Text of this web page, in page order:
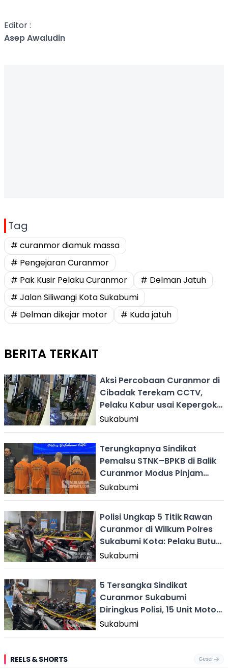
Editor :
Asep Awaludin
Tag
# curanmor diamuk massa
# Pengejaran Curanmor
# Pak Kusir Pelaku Curanmor
# Delman Jatuh
# Jalan Siliwangi Kota Sukabumi
# Delman dikejar motor
# Kuda jatuh
BERITA TERKAIT
Aksi Percobaan Curanmor di
Cibadak Terekam CCTV,
Pelaku Kabur usai Kepergok
Pemilik Rumah
Sukabumi
Terungkapnya Sindikat
Pemalsu STNK–BPKB di Balik
Curanmor Modus Pinjam
Mobil di Sukabumi
Sukabumi
Polisi Ungkap 5 Titik Rawan
Curanmor di Wilkum Polres
Sukabumi Kota: Pelaku Butuh
5 Detik
Sukabumi
5 Tersangka Sindikat
Curanmor Sukabumi
Diringkus Polisi, 15 Unit Motor
Dari 14 TKP Ikut Diamankan
Sukabumi
REELS & SHORTS Geser